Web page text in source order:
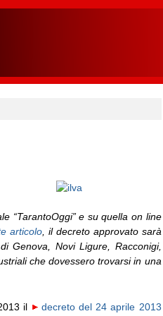
“TarantoOggi” e su quella on line
articolo , il decreto approvato sarà
Genova, Novi Ligure, Racconigi,
che dovessero trovarsi in una
il
decreto del 24 aprile 2013